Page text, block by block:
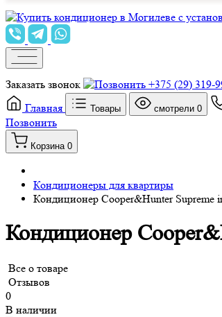
Заказать звонок
+375 (29) 319-
Главная
Товары смотрели 0
Позвонить
Корзина 0
Кондиционеры для квартиры
Кондиционер Cooper&Hunter
Кондиционер
Все о товаре
Отзывов
0
В наличии